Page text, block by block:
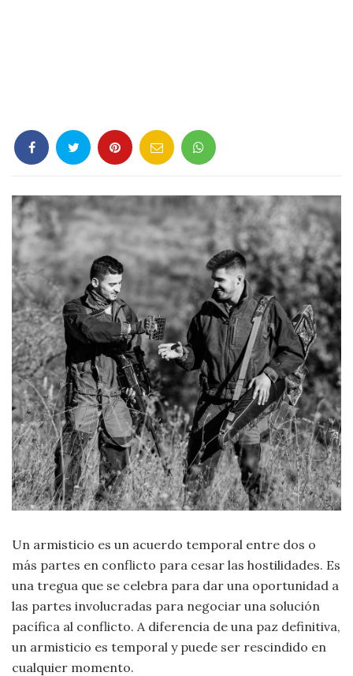
Gastronomía
Historia
Lenguaje
Leyes
Literatura
Moda
y
Tendencias
Naturaleza
Psicología
Salud
Sociología
Tecnología
Un armisticio es un acuerdo temporal entre dos o
más partes en conflicto para cesar las hostilidades. Es
una tregua que se celebra para dar una oportunidad a
las partes involucradas para negociar una solución
pacífica al conflicto. A diferencia de una paz definitiva,
un armisticio es temporal y puede ser rescindido en
cualquier momento.